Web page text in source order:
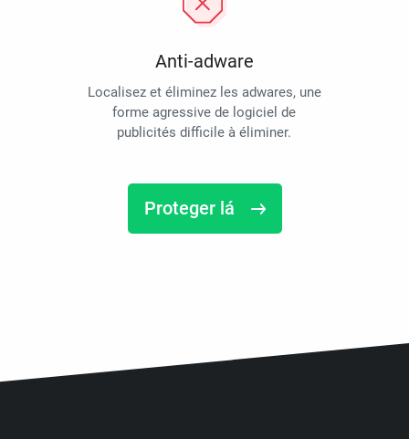
Anti-adware
Localisez et éliminez les adwares, une
forme agressive de logiciel de
publicités difficile à éliminer.
Proteger lá